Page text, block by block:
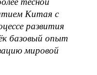
Китая с
развития
базовый опыт
мировой